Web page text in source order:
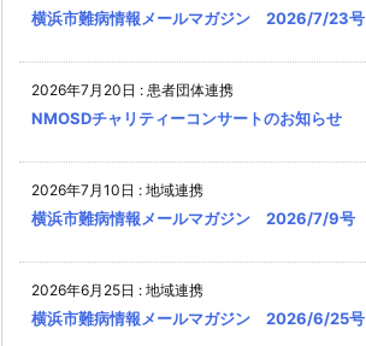
横浜市難病情報メールマガジン 2026/7/23号
2026年7月20日 : 患者団体連携
NMOSDチャリティーコンサートのお知らせ
2026年7月10日 : 地域連携
横浜市難病情報メールマガジン 2026/7/9号
2026年6月25日 : 地域連携
横浜市難病情報メールマガジン 2026/6/25号